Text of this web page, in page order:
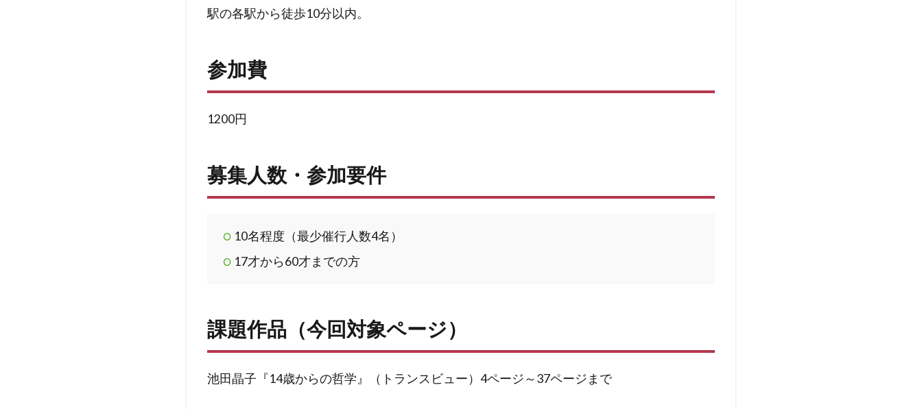
駅の各駅から徒歩10分以内。
参加費
1200円
募集人数・参加要件
10名程度（最少催行人数4名）
17才から60才までの方
課題作品（今回対象ページ）
池田晶子『14歳からの哲学』（トランスビュー）4ページ～37ページまで